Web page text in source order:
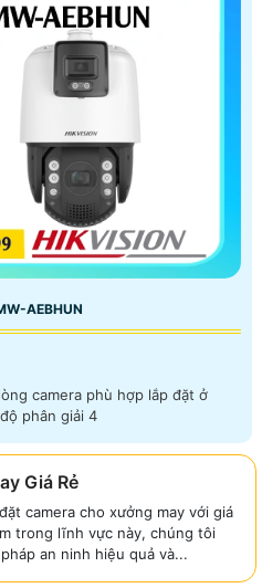
AEBHUN
camera phù hợp lắp đặt ở
phân giải 4
Giá Rẻ
camera cho xưởng may với giá
trong lĩnh vực này, chúng tôi
an ninh hiệu quả và...